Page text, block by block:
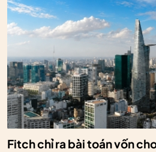
Fitch chỉ ra bài toán vốn